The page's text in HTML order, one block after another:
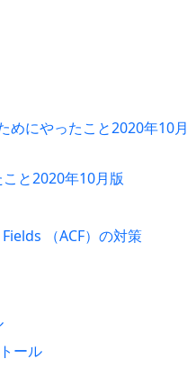
にやったこと2020年10月
と2020年10月版
（ACF）の対策
ール